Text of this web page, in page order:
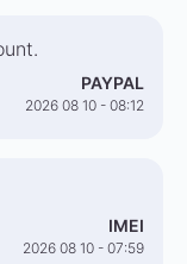
PAYPAL
2026 08 10 - 08:12
IMEI
2026 08 10 - 07:59